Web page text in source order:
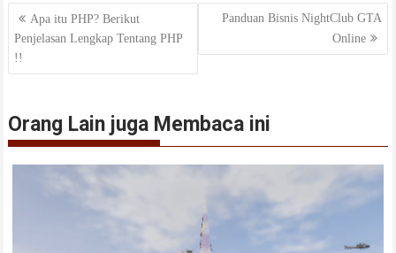
Navigasi
pos
Apa itu PHP? Berikut
Penjelasan Lengkap Tentang PHP
!!
Panduan Bisnis NightClub GTA
Online
Orang Lain juga Membaca ini